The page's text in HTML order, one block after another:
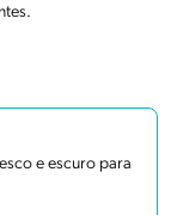
e escuro para